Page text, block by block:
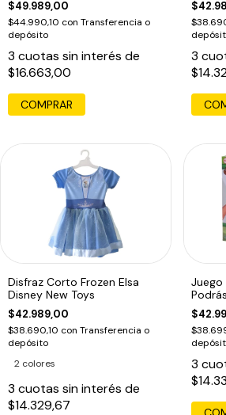
$49.989,00
$44.990,10 con Transferencia o
depósito
3 cuotas sin interés de
$16.663,00
COMPRAR
3
Disfraz Corto Frozen Elsa
Disney New Toys
$42.989,00
$38.690,10 con Transferencia o
depósito
2 colores
3 cuotas sin interés de
$14.329,67
Juego
3